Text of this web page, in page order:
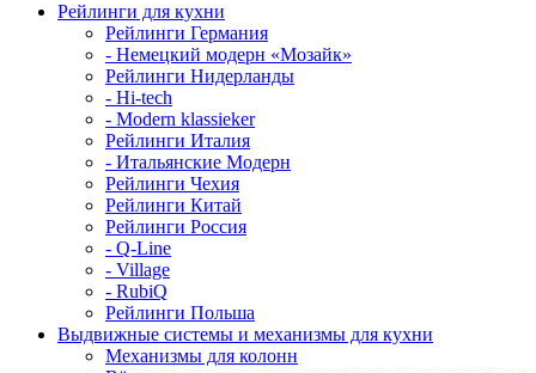
Рейлинги для кухни
Рейлинги Германия
- Немецкий модерн «Мозайк»
Рейлинги Нидерланды
- Hi-tech
- Modern klassieker
Рейлинги Италия
- Итальянские Модерн
Рейлинги Чехия
Рейлинги Китай
Рейлинги Россия
- Q-Line
- Village
- RubiQ
Рейлинги Польша
Выдвижные системы и механизмы для кухни
Механизмы для колонн